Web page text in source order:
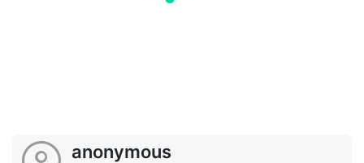
anonymous